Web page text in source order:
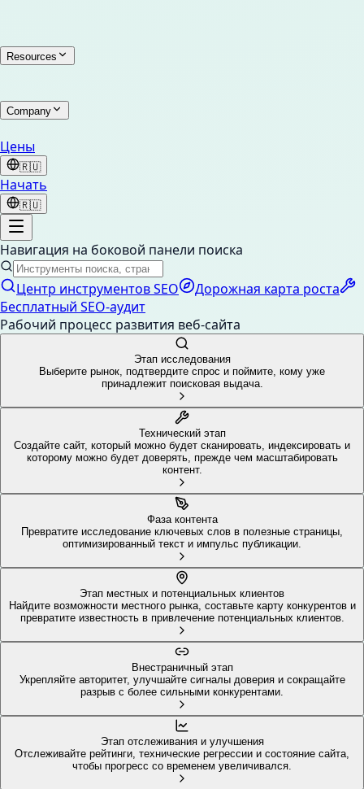
Resources
Company
Цены
🇷🇺
Начать
🇷🇺
Навигация на боковой панели поиска
Центр инструментов SEO
Дорожная карта роста
Бесплатный SEO-аудит
Рабочий процесс развития веб-сайта
Этап исследования
Выберите рынок, подтвердите спрос и поймите, кому уже
принадлежит поисковая выдача.
Технический этап
Создайте сайт, который можно будет сканировать, индексировать и
которому можно будет доверять, прежде чем масштабировать
контент.
Фаза контента
Превратите исследование ключевых слов в полезные страницы,
оптимизированный текст и импульс публикации.
Этап местных и потенциальных клиентов
Найдите возможности местного рынка, составьте карту конкурентов и
превратите известность в привлечение потенциальных клиентов.
Внестраничный этап
Укрепляйте авторитет, улучшайте сигналы доверия и сокращайте
разрыв с более сильными конкурентами.
Этап отслеживания и улучшения
Отслеживайте рейтинги, технические регрессии и состояние сайта,
чтобы прогресс со временем увеличивался.